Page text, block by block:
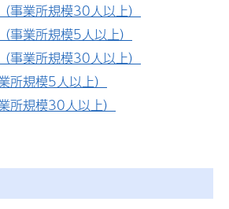
事業所規模30人以上）
事業所規模5人以上）
事業所規模30人以上）
所規模5人以上）
所規模30人以上）